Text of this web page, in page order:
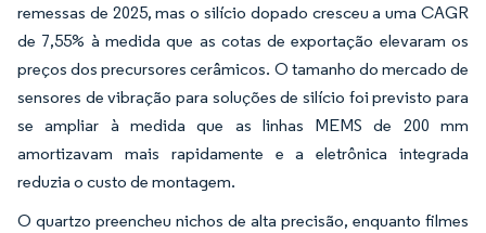
remessas de 2025, mas o silício dopado cresceu a uma CAGR
de 7,55% à medida que as cotas de exportação elevaram os
preços dos precursores cerâmicos. O tamanho do mercado de
sensores de vibração para soluções de silício foi previsto para
se ampliar à medida que as linhas MEMS de 200 mm
amortizavam mais rapidamente e a eletrônica integrada
reduzia o custo de montagem.
O quartzo preencheu nichos de alta precisão, enquanto filmes